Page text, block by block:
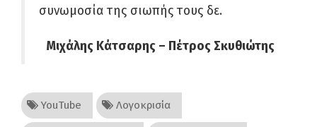
συνωμοσία της σιωπής τους δε.
Μιχάλης Κάτσαρης – Πέτρος Σκυθιώτης
YouTube Λογοκρισία